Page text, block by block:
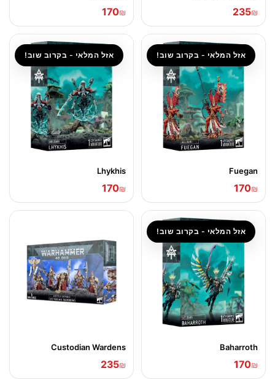
₪
235
₪
170
אזל המלאי - בקרוב שוב!
Fuegan
₪
170
אזל המלאי - בקרוב שוב!
Lhykhis
₪
170
אזל המלאי - בקרוב שוב!
Baharroth
₪
170
Custodian Wardens
₪
235